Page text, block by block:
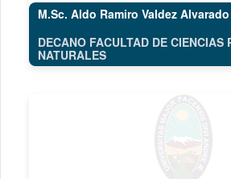
M.Sc. Aldo Ramiro Valdez Alvarado
DECANO FACULTAD DE CIENCIAS
NATURALES